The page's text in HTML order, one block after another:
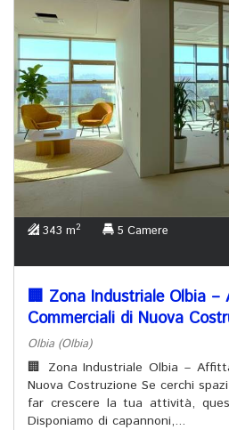
343 m2 5 Camere
🏢 Zona Industriale Olbia
Commerciali di Nuova
Olbia (Olbia)
🏢 Zona Industriale Olbia –
Nuova Costruzione Se cerchi
far crescere la tua attività,
Disponiamo di capannoni,...